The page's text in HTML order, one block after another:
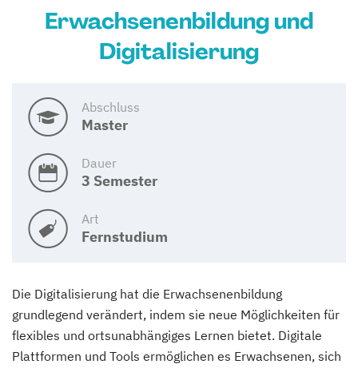
Erwachsenenbildung und
Digitalisierung
Abschluss
Master
Dauer
3 Semester
Art
Fernstudium
Die Digitalisierung hat die Erwachsenenbildung
grundlegend verändert, indem sie neue Möglichkeiten für
flexibles und ortsunabhängiges Lernen bietet. Digitale
Plattformen und Tools ermöglichen es Erwachsenen, sich